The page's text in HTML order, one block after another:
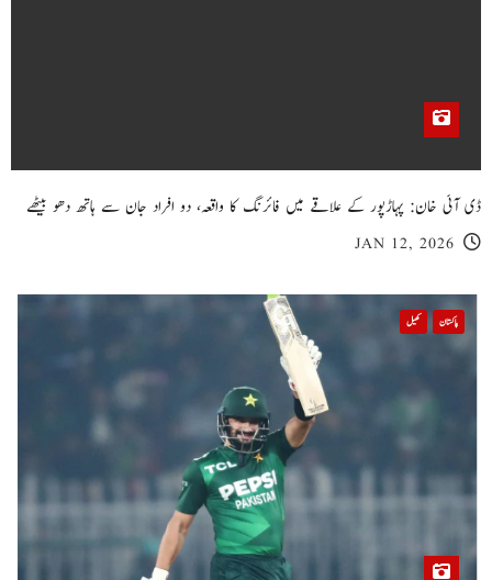
ڈی آئی خان: پہاڑپور کے علاقے میں فائرنگ کا واقعہ، دو افراد جان سے ہاتھ دھو بیٹھے
JAN 12, 2026
پاکستان کھیل